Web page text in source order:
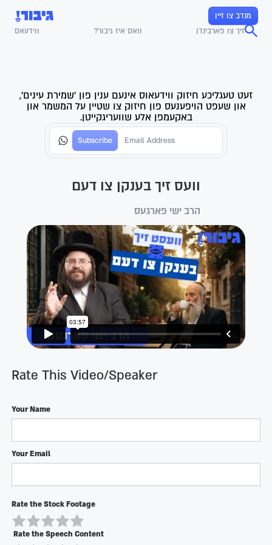
מנדב צו זיין
זיך צו פארבינדן
וואס איז גיבור? ווידעאס
זעט טעגליכע חיזוק ווידעאוס אינעם ענין פון 'שמירת עינים',
און שעפט הויפענעס פון חיזוק צו שטיין על המשמר און
באקעמפן אלע שוועריגקייטן.
וועס זיך בענקן צו דעם
הרב ישי פארגעס
Rate This Video/Speaker
Your Name
Your Email
Rate the Stock Footage
Rate the Speech Content